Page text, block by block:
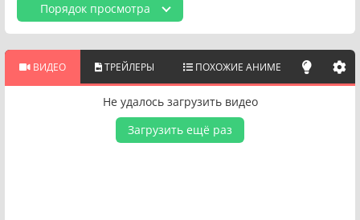
Порядок просмотра
ВИДЕО ТРЕЙЛЕРЫ ПОХОЖИЕ АНИМЕ
Не удалось загрузить видео
Загрузить ещё раз